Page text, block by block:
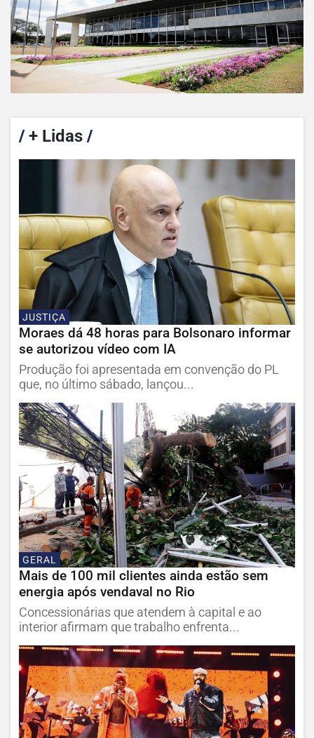
/+ Lidas /
JUSTIÇA
Moraes dá 48 horas para Bolsonaro informar
se autorizou vídeo com IA
Produção foi apresentada em convenção do PL
que, no último sábado, lançou...
GERAL
Mais de 100 mil clientes ainda estão sem
energia após vendaval no Rio
Concessionárias que atendem à capital e ao
interior afirmam que trabalho enfrenta...